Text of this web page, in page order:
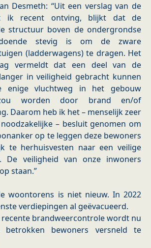
Desmeth: “Uit een verslag van de
ik recent ontving, blijkt dat de
structuur boven de ondergrondse
stevig is om de zware
(ladderwagens) te dragen. Het
vermeldt dat een deel van de
in veiligheid gebracht kunnen
enige vluchtweg in het gebouw
worden door brand en/of
Daarom heb ik het – menselijk zeer
– besluit genomen om
op te leggen deze bewoners
te herhuisvesten naar een veilige
De veiligheid van onze inwoners
staan.”
woontorens is niet nieuw. In 2022
verdiepingen al geëvacueerd.
recente brandweercontrole wordt nu
bewoners versneld te